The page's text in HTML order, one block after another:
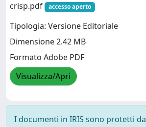
crisp.pdf
accesso aperto
Tipologia: Versione Editoriale
Dimensione 2.42 MB
Formato Adobe PDF
Visualizza/Apri
I documenti in IRIS sono protetti